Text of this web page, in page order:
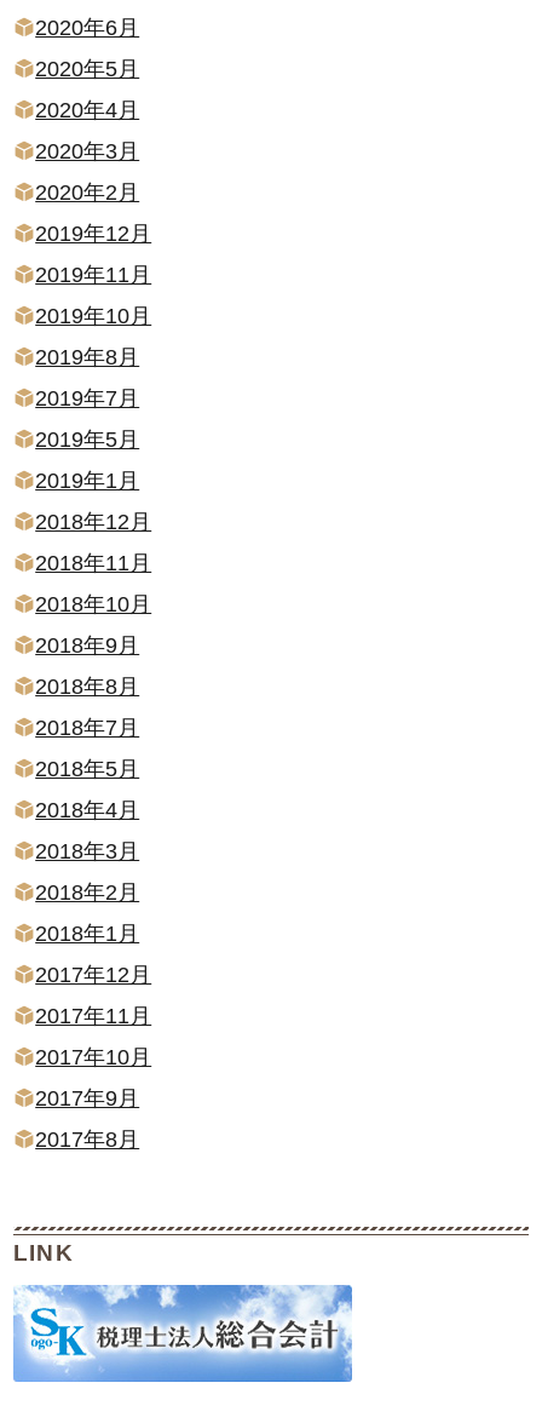
2020年6月
2020年5月
2020年4月
2020年3月
2020年2月
2019年12月
2019年11月
2019年10月
2019年8月
2019年7月
2019年5月
2019年1月
2018年12月
2018年11月
2018年10月
2018年9月
2018年8月
2018年7月
2018年5月
2018年4月
2018年3月
2018年2月
2018年1月
2017年12月
2017年11月
2017年10月
2017年9月
2017年8月
LINK